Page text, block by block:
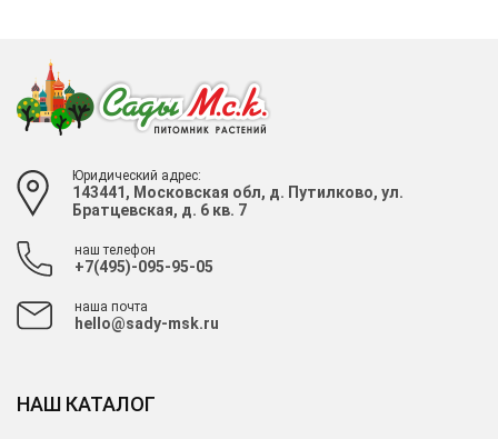
Юридический адрес:
143441, Московская обл, д. Путилково, ул.
Братцевская, д. 6 кв. 7
наш телефон
+7(495)-095-95-05
наша почта
hello@sady-msk.ru
НАШ КАТАЛОГ